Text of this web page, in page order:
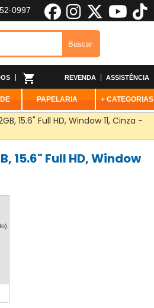
0997
REVENDA ASSISTÊNCIA
PAPELARIA + CATEGORIAS
15.6" Full HD, Window 11, Cinza -
15.6" Full HD, Window